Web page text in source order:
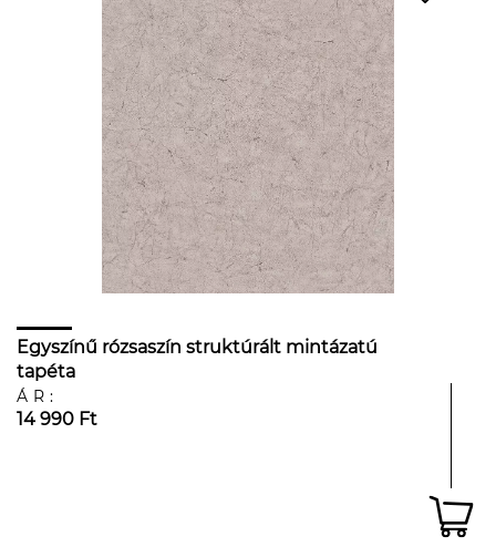
Egyszínű rózsaszín struktúrált mintázatú
tapéta
ÁR:
14 990 Ft